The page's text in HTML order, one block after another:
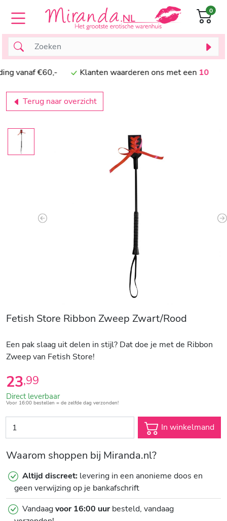
€60,- Klanten waarderen ons met een10
0
Terug naar overzicht
Previous
Fetish Store Ribbon Zweep Zwart/Rood
Een pak slaag uit delen in stijl? Dat doe je met de Ribbon
Zweep van Fetish Store!
23,99
Direct leverbaar
Voor 16:00 bestellen = de zelfde dag verzonden!
In winkelmand
Waarom shoppen bij Miranda.nl?
Altijd discreet: levering in een anonieme doos en
geen verwijzing op je bankafschrift
Vandaagvoor 16:00 uurbesteld, vandaag